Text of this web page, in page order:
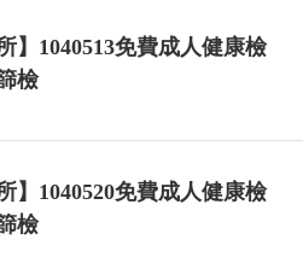
】1040513免費成人健康檢
檢
】1040520免費成人健康檢
檢